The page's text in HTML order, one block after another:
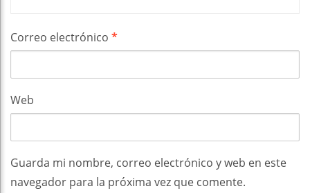
Correo electrónico *
Web
Guarda mi nombre, correo electrónico y web en este
navegador para la próxima vez que comente.